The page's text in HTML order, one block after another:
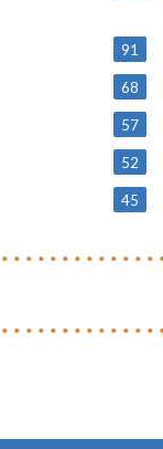
91
68
57
52
45